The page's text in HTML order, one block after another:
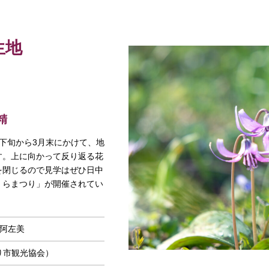
地
旬から3月末にかけて、地
上に向かって反り返る花
じるので見学はぜひ日中
まつり」が開催されてい
左美
観光協会）